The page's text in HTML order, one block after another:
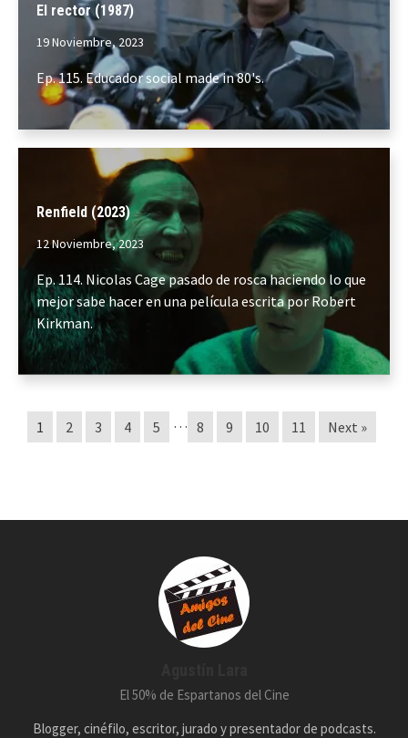
El rector (1987)
19 Noviembre, 2023
Ep. 115. Educador social made in 80's.
Renfield (2023)
12 Noviembre, 2023
Ep. 114. Nicolas Cage pasado de rosca haciendo lo que
mejor sabe hacer en una película escrita por Robert
Kirkman.
1 2 3 4 5 … 8 9 10 11 Next »
El 50% de Espartanos del Cine
Blogger, cinéfilo, escritor, jurado y presentador de podcasts.